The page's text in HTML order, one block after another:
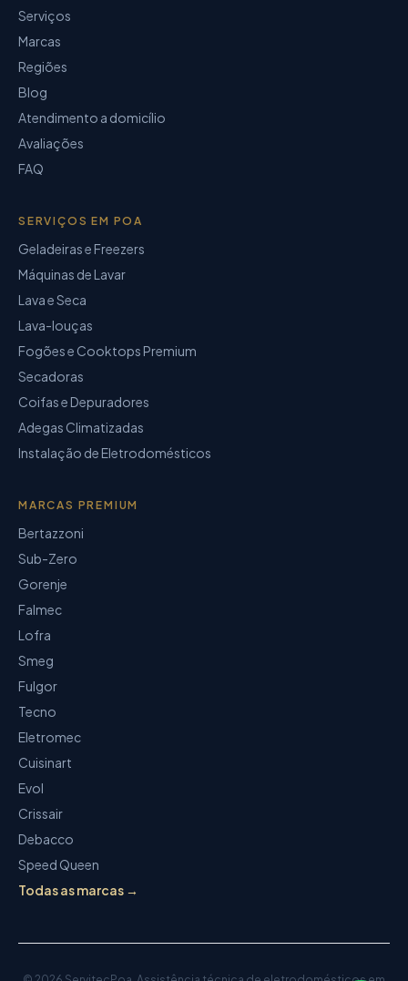
Serviços
Marcas
Regiões
Blog
Atendimento a domicílio
Avaliações
FAQ
SERVIÇOS EM POA
Geladeiras e Freezers
Máquinas de Lavar
Lava e Seca
Lava-louças
Fogões e Cooktops Premium
Secadoras
Coifas e Depuradores
Adegas Climatizadas
Instalação de Eletrodomésticos
MARCAS PREMIUM
Bertazzoni
Sub-Zero
Gorenje
Falmec
Lofra
Smeg
Fulgor
Tecno
Eletromec
Cuisinart
Evol
Crissair
Debacco
Speed Queen
Todas as marcas →